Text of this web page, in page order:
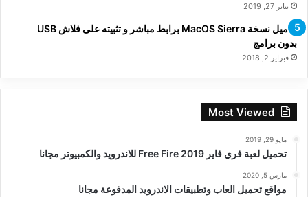
يناير 27, 2019
تحميل نسخة MacOS Sierra برابط مباشر و تثبيته على فلاش USB
بدون برامج
فبراير 2, 2018
Most Viewed
مايو 29, 2019
تحميل لعبة فري فاير Free Fire 2019 للاندرويد والكمبيوتر مجانا
مارس 5, 2020
مواقع تحميل العاب وتطبيقات الاندرويد المدفوعة مجانا